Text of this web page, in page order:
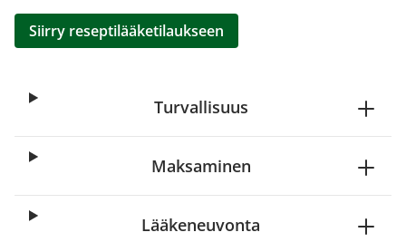
Siirry reseptilääketilaukseen
Turvallisuus
Maksaminen
Lääkeneuvonta